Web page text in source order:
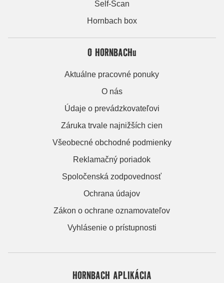
Self-Scan
Hornbach box
O HORNBACHu
Aktuálne pracovné ponuky
O nás
Údaje o prevádzkovateľovi
Záruka trvale najnižších cien
Všeobecné obchodné podmienky
Reklamačný poriadok
Spoločenská zodpovednosť
Ochrana údajov
Zákon o ochrane oznamovateľov
Vyhlásenie o prístupnosti
HORNBACH APLIKÁCIA